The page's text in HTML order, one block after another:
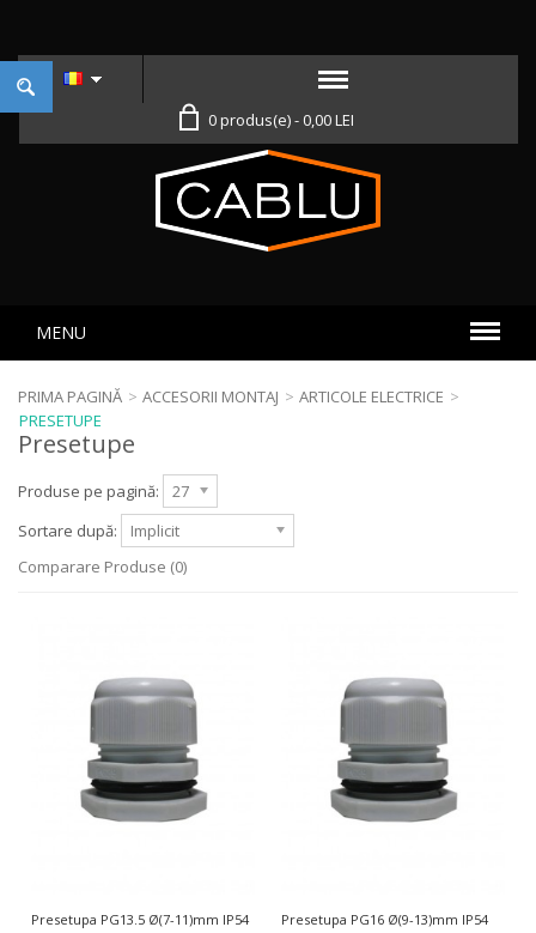
0 produs(e) - 0,00 LEI
MENU
PRIMA PAGINĂ > ACCESORII MONTAJ > ARTICOLE ELECTRICE >
PRESETUPE
Presetupe
Produse pe pagină:
27
Sortare după:
Implicit
Comparare Produse (0)
Presetupa PG13.5 Ø(7-11)mm IP54 Presetupa PG16 Ø(9-13)mm IP54